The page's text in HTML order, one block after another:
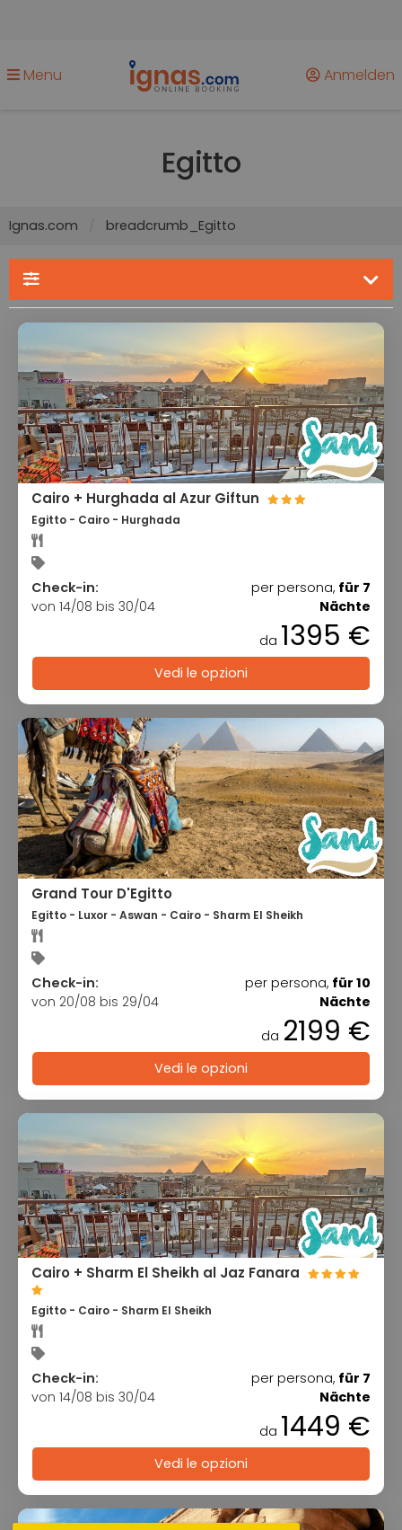
Menu Anmelden
Egitto
Ignas.com breadcrumb_Egitto
Cairo + Hurghada al Azur Giftun
Egitto - Cairo - Hurghada
Check-in:
von 14/08 bis 30/04
per persona, für 7
Nächte
da 1395 €
Vedi le opzioni
Grand Tour D'Egitto
Egitto - Luxor - Aswan - Cairo - Sharm El Sheikh
Check-in:
von 20/08 bis 29/04
per persona, für 10
Nächte
da 2199 €
Vedi le opzioni
Cairo + Sharm El Sheikh al Jaz Fanara
Egitto - Cairo - Sharm El Sheikh
Check-in:
von 14/08 bis 30/04
per persona, für 7
Nächte
da 1449 €
Vedi le opzioni